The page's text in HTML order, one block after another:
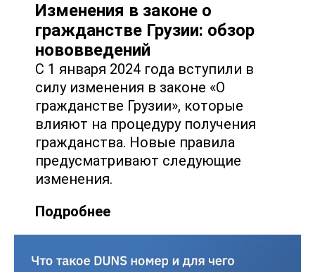
Изменения в законе о
гражданстве Грузии: обзор
нововведений
С 1 января 2024 года вступили в
силу изменения в законе «О
гражданстве Грузии», которые
влияют на процедуру получения
гражданства. Новые правила
предусматривают следующие
изменения.
Подробнее